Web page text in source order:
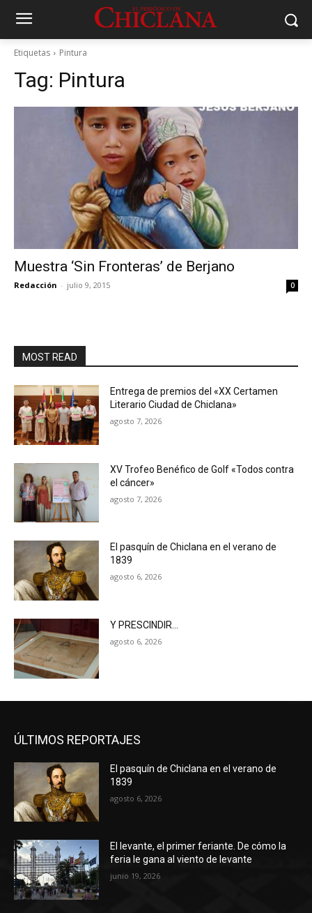
Etiquetas Pintura
Tag: Pintura
Muestra ‘Sin Fronteras’ de Berjano
Redacción - julio 9, 2015 0
MOST READ
Entrega de premios del «XX Certamen
Literario Ciudad de Chiclana»
agosto 7, 2026
XV Trofeo Benéfico de Golf «Todos contra
el cáncer»
agosto 7, 2026
El pasquín de Chiclana en el verano de
1839
agosto 6, 2026
Y PRESCINDIR…
agosto 6, 2026
ÚLTIMOS REPORTAJES
El pasquín de Chiclana en el verano de
1839
agosto 6, 2026
El levante, el primer feriante. De cómo la
feria le gana al viento de levante
junio 19, 2026